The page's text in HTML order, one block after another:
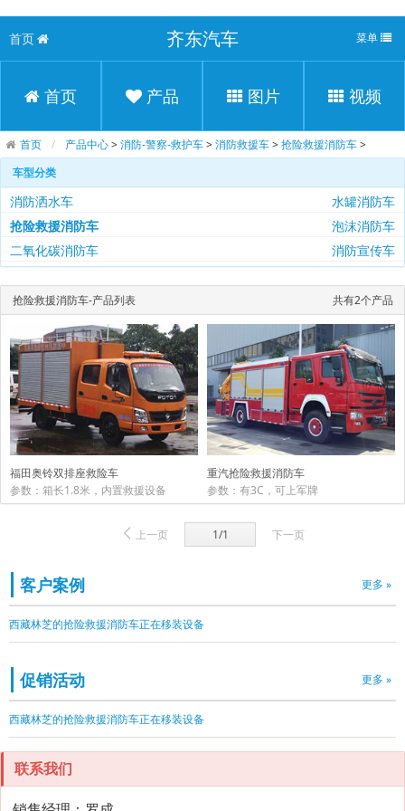
首页 齐东汽车 菜单
首页 产品 图片 视频
首页 产品中心>消防-警察-救护车>消防救援车>抢险救援消防车>
车型分类
消防洒水车
水罐消防车
抢险救援消防车
泡沫消防车
二氧化碳消防车
消防宣传车
抢险救援消防车-产品列表 共有2个产品
福田奥铃双排座救险车
参数：箱长1.8米，内置救援设备
重汽抢险救援消防车
参数：有3C，可上军牌
上一页 1/1 下一页
客户案例 更多 »
西藏林芝的抢险救援消防车正在移装设备
促销活动 更多 »
西藏林芝的抢险救援消防车正在移装设备
联系我们